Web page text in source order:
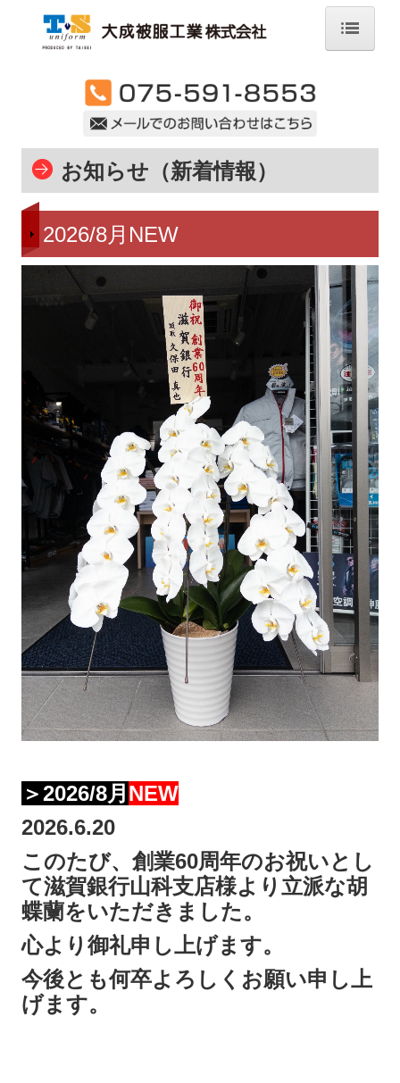
会社案内
事業内容
当社の強み
オンラインショップ
店舗紹介
サイトマップ
アクセスマップ
京都芸術大学ランドスケープ通信課学生限定
警備服
お知らせ（新着情報）
お知らせ（新着情報）
2026/8月NEW
＞2026/8月 NEW
2026.6.20
このたび、創業60周年のお祝いとし
て滋賀銀行山科支店様より立派な胡
蝶蘭をいただきました。
心より御礼申し上げます。
今後とも何卒よろしくお願い申し上
げます。